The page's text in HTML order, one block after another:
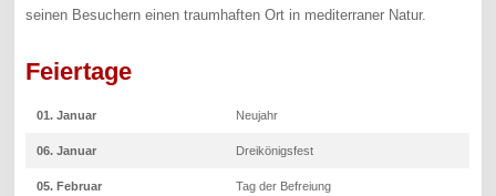
seinen Besuchern einen traumhaften Ort in mediterraner Natur.
Feiertage
01. Januar Neujahr
06. Januar Dreikönigsfest
05. Februar Tag der Befreiung